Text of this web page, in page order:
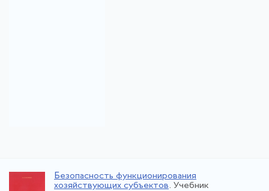
Безопасность функционирования
хозяйствующих субъектов. Учебник